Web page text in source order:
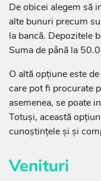
De obicei alegem să
alte bunuri precum
la bancă. Depozitele
Suma de până la
O altă opțiune este
care pot fi procurate
asemenea, se poate
Totuși, această
cunoștințele și și
Venituri